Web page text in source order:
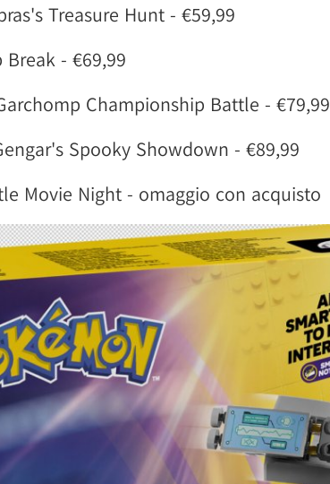
Treasure Hunt - €59,99
- €69,99
Championship Battle - €79,99
Spooky Showdown - €89,99
Movie Night - omaggio con acquisto